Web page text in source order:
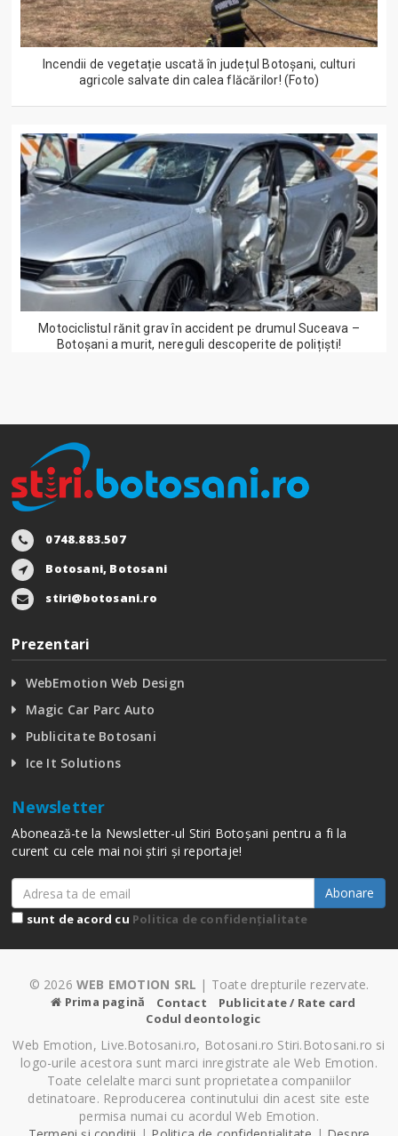
Incendii de vegetație uscată în județul Botoșani, culturi
agricole salvate din calea flăcărilor! (Foto)
Motociclistul rănit grav în accident pe drumul Suceava –
Botoșani a murit, nereguli descoperite de polițiști!
0748.883.507
Botosani, Botosani
stiri@botosani.ro
Prezentari
WebEmotion Web Design
Magic Car Parc Auto
Publicitate Botosani
Ice It Solutions
Newsletter
Abonează-te la Newsletter-ul Stiri Botoșani pentru a fi la
curent cu cele mai noi știri și reportaje!
Abonare
sunt de acord cu Politica de confidențialitate
© 2026 WEB EMOTION SRL | Toate drepturile rezervate.
Prima pagină Contact
Publicitate / Rate card
Codul deontologic
Web Emotion, Live.Botosani.ro, Botosani.ro Stiri.Botosani.ro si
logo-urile acestora sunt marci inregistrate ale Web Emotion.
Toate celelalte marci sunt proprietatea companiilor
detinatoare. Reproducerea continutului din acest site este
permisa numai cu acordul Web Emotion.